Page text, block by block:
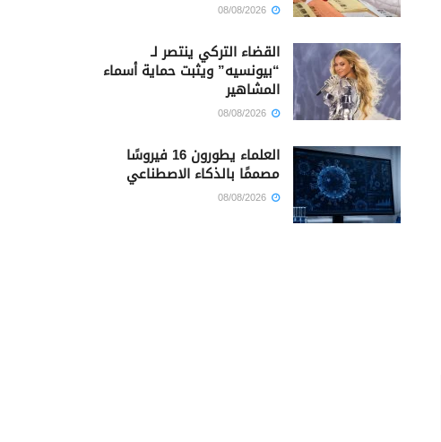
القضاء التركي ينتصر لـ
“بيونسيه” ويثبت حماية أسماء
المشاهير
العلماء يطورون 16 فيروسًا
مصممًا بالذكاء الاصطناعي